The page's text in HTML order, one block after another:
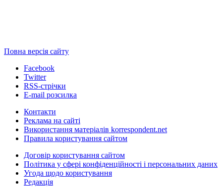
Повна версія сайту
Facebook
Twitter
RSS-стрічки
E-mail розсилка
Контакти
Реклама на сайті
Використання матеріалів korrespondent.net
Правила користування сайтом
Договір користування сайтом
Політика у сфері конфіденційності і персональних даних
Угода щодо користування
Редакція